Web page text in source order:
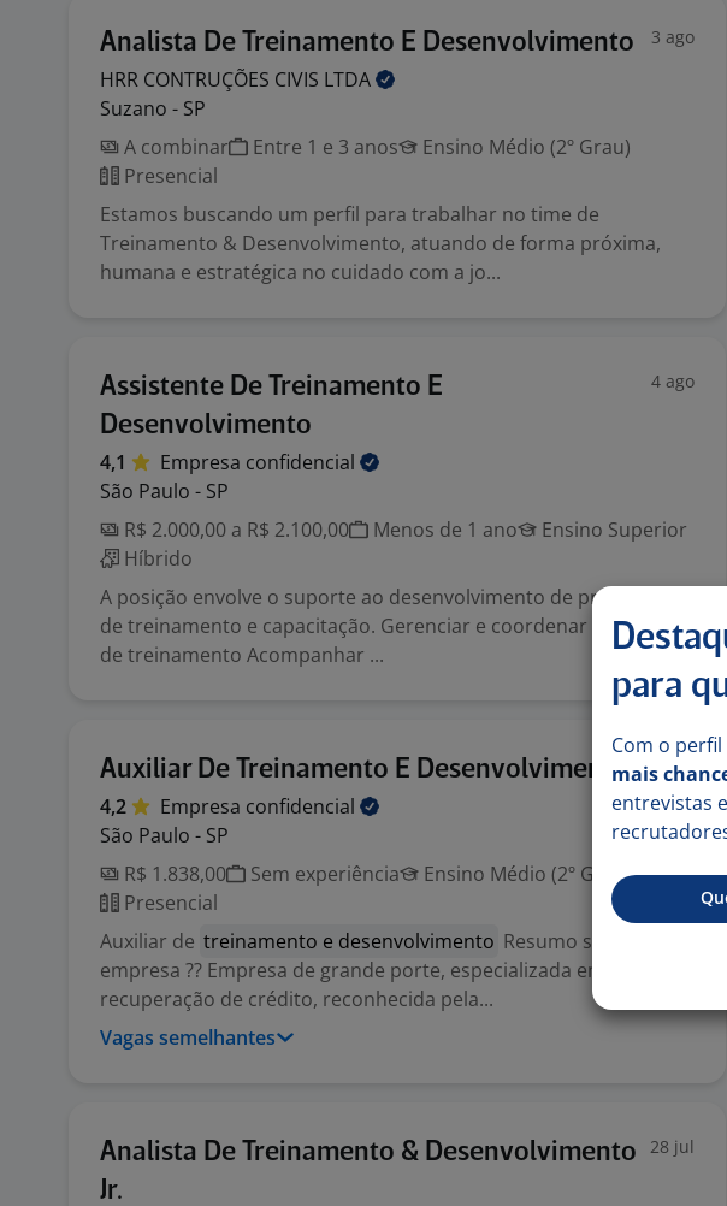
Analista De Treinamento E Desenvolvimento 3 ago
HRR CONTRUÇÕES CIVIS LTDA
Suzano - SP
A combinar
Entre 1 e 3 anos
Ensino Médio (2º Grau)
Presencial
Estamos buscando um perfil para trabalhar no time de
Treinamento & Desenvolvimento, atuando de forma próxima,
humana e estratégica no cuidado com a jo...
Assistente De Treinamento E
Desenvolvimento
4 ago
4,1 Empresa confidencial
São Paulo - SP
R$ 2.000,00 a R$ 2.100,00
Menos de 1 ano
Ensino Superior
Híbrido
A posição envolve o suporte ao desenvolvimento de programas
de treinamento e capacitação. Gerenciar e coordenar atividades
de treinamento Acompanhar ...
Auxiliar De Treinamento E Desenvolvimento 28 jul
4,2 Empresa confidencial
São Paulo - SP
R$ 1.838,00
Sem experiência
Ensino Médio (2º Grau)
Presencial
Auxiliar de treinamento e desenvolvimento Resumo sobre a
empresa ?? Empresa de grande porte, especializada em
recuperação de crédito, reconhecida pela...
Vagas semelhantes
Analista De Treinamento & Desenvolvimento
Jr.
28 jul
para
Com o
mais
entrevistas